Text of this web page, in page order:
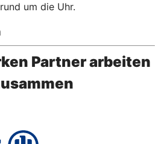
um die Uhr.
Partner arbeiten